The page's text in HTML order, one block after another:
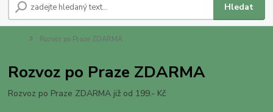
Hledat
Rozvoz po Praze ZDARMA
Rozvoz po Praze ZDARMA
Rozvoz po Praze ZDARMA již od 199.- Kč